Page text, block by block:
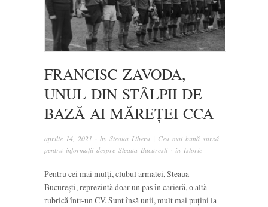
FRANCISC ZAVODA,
UNUL DIN STÂLPII DE
BAZĂ AI MĂREȚEI CCA
aprilie 14, 2021 · by Steaua Libera | Cea mai bună sursă
pentru informații despre Steaua București · in Istorie
Pentru cei mai mulți, clubul armatei, Steaua
București, reprezintă doar un pas în carieră, o altă
rubrică într-un CV. Sunt însă unii, mult mai puțini la